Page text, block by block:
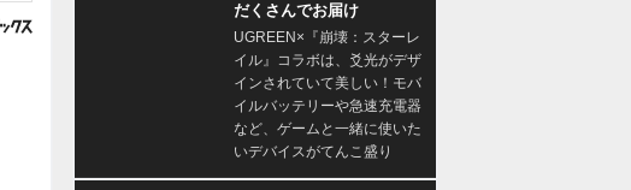
だくさんでお届け
UGREEN×『崩壊：スターレ
イル』コラボは、爻光がデザ
インされていて美しい！モバ
イルバッテリーや急速充電器
など、ゲームと一緒に使いた
いデバイスがてんこ盛り